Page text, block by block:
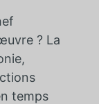
? La
temps